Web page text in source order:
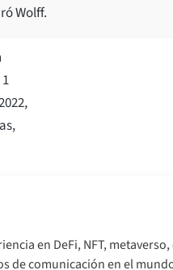
Wolff.
en DeFi, NFT, metaverso,
de comunicación en el